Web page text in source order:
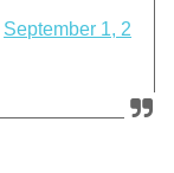
September 1, 2